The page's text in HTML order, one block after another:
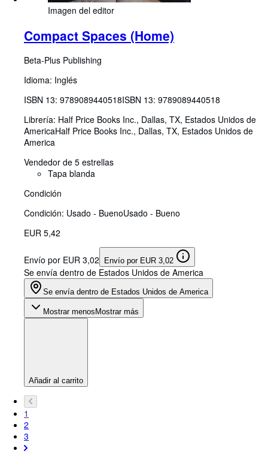
Imagen del editor
Compact Spaces (Home)
Beta-Plus Publishing
Idioma: Inglés
ISBN 13: 9789089440518ISBN 13: 9789089440518
Librería: Half Price Books Inc., Dallas, TX, Estados Unidos de
AmericaHalf Price Books Inc., Dallas, TX, Estados Unidos de
America
Vendedor de 5 estrellas
Tapa blanda
Condición
Condición: Usado - BuenoUsado - Bueno
EUR 5,42
Envío por EUR 3,02 Envío por EUR 3,02
Se envía dentro de Estados Unidos de America
Se envía dentro de Estados Unidos de America
Mostrar menos Mostrar más
Añadir al carrito
1
2
3